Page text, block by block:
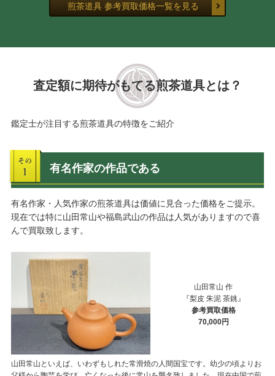
煎茶道具 参考買取価格一覧を見る
査定額に期待がもてる煎茶道具とは？
鑑定士が注目する煎茶道具の特徴をご紹介
有名作家の作品である
有名作家・人気作家の煎茶道具は価値に見合った価格をご提示。
現在では特に山田常山や福島武山の作品は人気がありますので喜
んで買取致します。
山田常山 作
『梨皮 朱泥 茶銚』
参考買取価格
70,000円
山田常山といえば、いわずもしれた常滑焼の人間国宝です。幼少の頃よりお